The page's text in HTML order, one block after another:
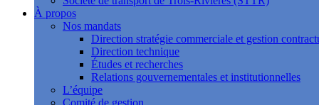
À propos
Nos mandats
Direction stratégie commerciale et gestion
Direction technique
Études et recherches
Relations gouvernementales et institutionnelles
L’équipe
Comité de gestion